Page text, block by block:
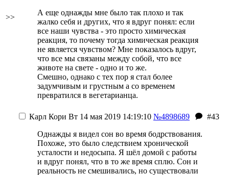
>>
А еще однажды мне было так плохо и так
жалко себя и других, что я вдруг понял: если
все наши чувства - это просто химическая
реакция, то почему тогда химическая реакция
не является чувством? Мне показалось вдруг,
что все мы связаны между собой, что все
животе на свете - одно и то же.
Смешно, однако с тех пор я стал более
задумчивым и грустным а со временем
превратился в вегетарианца.
Карл Кори Вт 14 мая 2019 14:19:10 №4898689
#43
Однажды я видел сон во время бодрствования.
Похоже, это было следствием хронической
усталости и недосыпа. Я шёл домой с работы
и вдруг понял, что в то же время сплю. Сон и
реальность не смешивались, но существовали